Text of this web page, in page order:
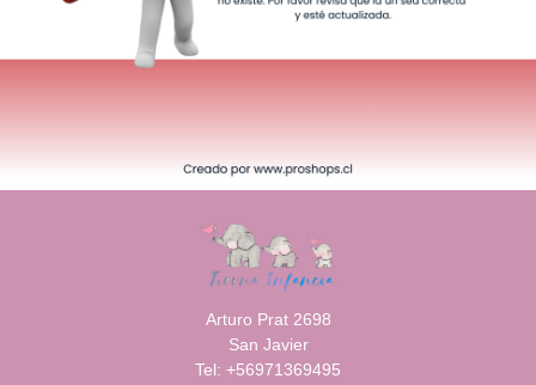
Arturo Prat 2698
San Javier
Tel: +56971369495